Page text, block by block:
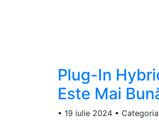
Plug-In
Este Mai
• 19 iulie 2024 •